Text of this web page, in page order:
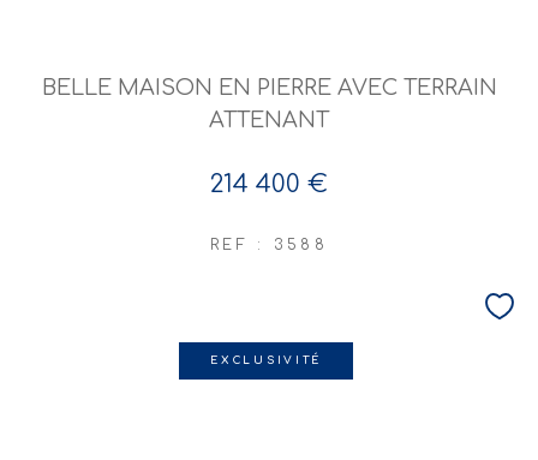
BELLE MAISON EN PIERRE AVEC TERRAIN
ATTENANT
214 400 €
REF : 3588
EXCLUSIVITÉ